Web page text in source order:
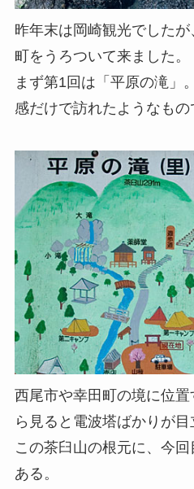
昨年末は岡崎観光でした
町をうろついて来ました。
まず第1回は「平原の滝」
感だけで訪れたようなもの
西尾市や幸田町の境に位
ら見ると電波塔ばかりが目
この茶臼山の根元に、今
ある。